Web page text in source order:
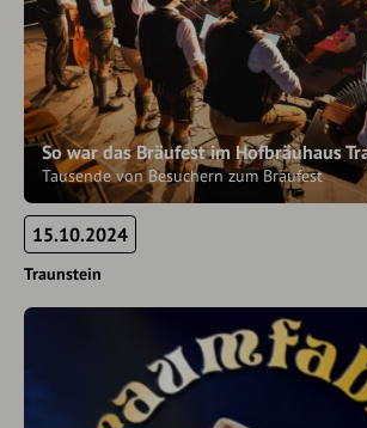
So war das Bräufest im Hofbräuhaus
Tausende von Besuchern zum Bräufest
15.10.2024
Traunstein